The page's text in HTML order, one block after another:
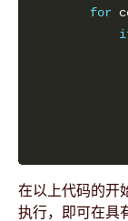
for
在以上代码的开
执行，即可在具